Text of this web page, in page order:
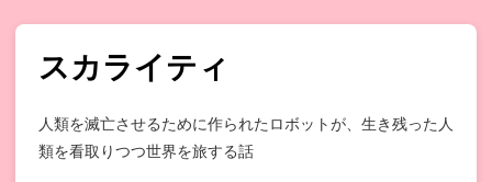
スカライティ
人類を滅亡させるために作られたロボットが、生き残った人
類を看取りつつ世界を旅する話